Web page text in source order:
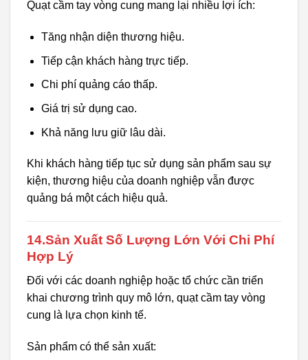
Quạt cầm tay vòng cung mang lại nhiều lợi ích:
Tăng nhận diện thương hiệu.
Tiếp cận khách hàng trực tiếp.
Chi phí quảng cáo thấp.
Giá trị sử dụng cao.
Khả năng lưu giữ lâu dài.
Khi khách hàng tiếp tục sử dụng sản phẩm sau sự
kiện, thương hiệu của doanh nghiệp vẫn được
quảng bá một cách hiệu quả.
14.Sản Xuất Số Lượng Lớn Với Chi Phí
Hợp Lý
Đối với các doanh nghiệp hoặc tổ chức cần triển
khai chương trình quy mô lớn, quạt cầm tay vòng
cung là lựa chọn kinh tế.
Sản phẩm có thể sản xuất: